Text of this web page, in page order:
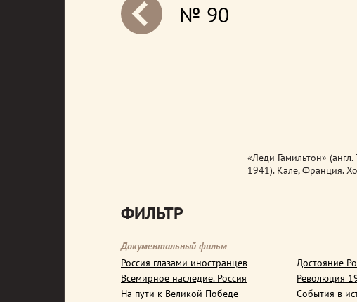
№ 90
«Леди Гамильтон»
1941). Кале, Франция.
ФИЛЬТР
Документальный фильм
Россия глазами иностранцев
Всемирное наследие. Россия
На пути к Великой Победе
Достояние
Революция
События в